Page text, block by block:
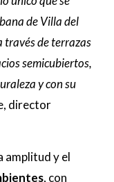
de Villa del
través de terrazas
semicubiertos,
y con su
director
amplitud y el
, con